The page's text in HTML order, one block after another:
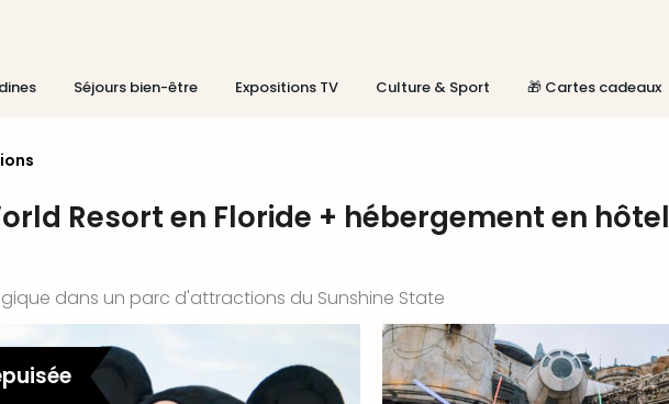
Séjours bien-être Expositions TV Culture & Sport 🎁 Cartes cadeaux
Resort en Floride + hébergement en hôtel
dans un parc d'attractions du Sunshine State